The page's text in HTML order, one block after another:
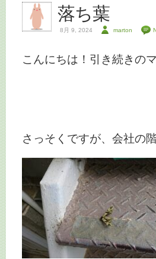
落ち葉
8月 9, 2024 marton
こんにちは！引き続きの
さっそくですが、会社の